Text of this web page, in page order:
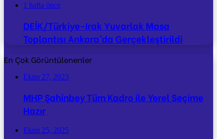
1 hafta önce
DEİK/Türkiye-Irak Yuvarlak Masa
Toplantısı Ankara’da Gerçekleştirildi
En Çok Görüntülenenler
Ekim 27, 2023
MHP Şahinbey Tüm Kadro ile Yerel Seçime
Hazır
Ekim 25, 2025